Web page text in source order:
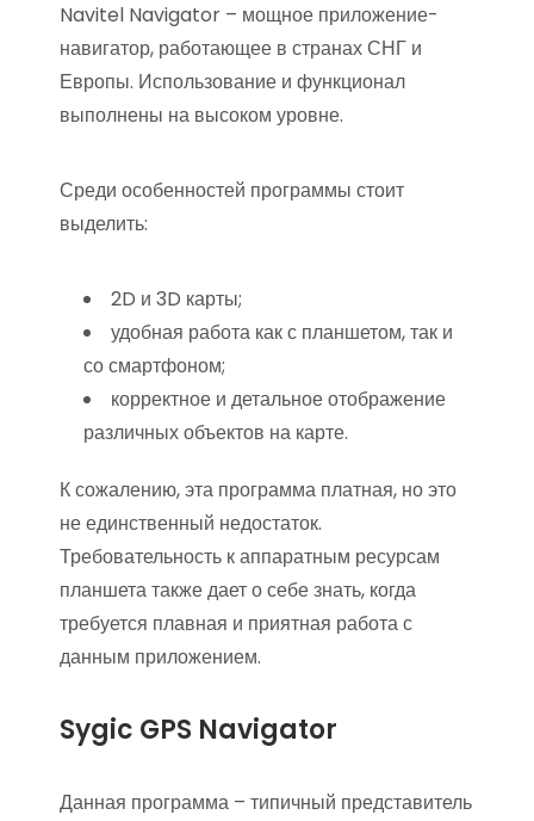
Navitel Navigator – мощное приложение-
навигатор, работающее в странах СНГ и
Европы. Использование и функционал
выполнены на высоком уровне.
Среди особенностей программы стоит
выделить:
2D и 3D карты;
удобная работа как с планшетом, так и
со смартфоном;
корректное и детальное отображение
различных объектов на карте.
К сожалению, эта программа платная, но это
не единственный недостаток.
Требовательность к аппаратным ресурсам
планшета также дает о себе знать, когда
требуется плавная и приятная работа с
данным приложением.
Sygic GPS Navigator
Данная программа – типичный представитель